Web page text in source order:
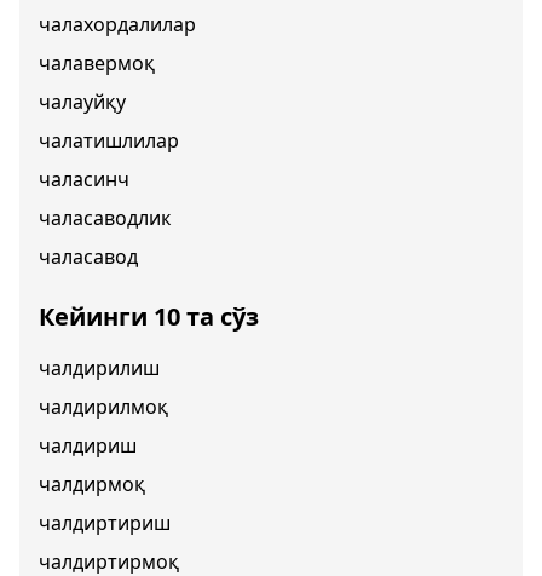
чалахордалилар
чалавермоқ
чалауйқу
чалатишлилар
чаласинч
чаласаводлик
чаласавод
Кейинги 10 та сўз
чалдирилиш
чалдирилмоқ
чалдириш
чалдирмоқ
чалдиртириш
чалдиртирмоқ